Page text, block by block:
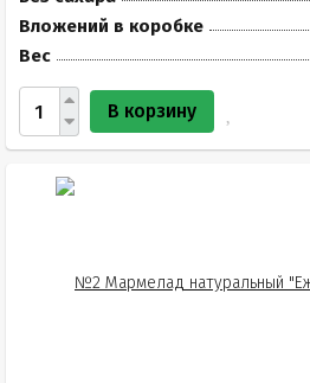
Вложений в коробке
Вес
В корзину